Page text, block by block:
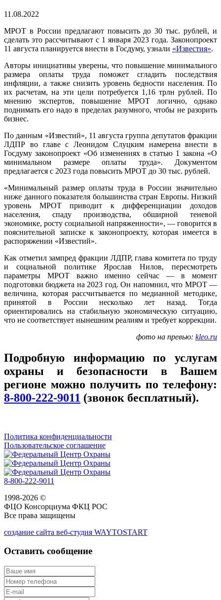
11.08.2022
МРОТ в России предлагают повысить до 30 тыс. рублей, и
сделать это рассчитывают с 1 января 2023 года. Законопроект
11 августа планируется внести в Госдуму, узнали «Известия».
Авторы инициативы уверены, что повышение минимального
размера оплаты труда поможет сгладить последствия
инфляции, а также снизить уровень бедности населения. По
их расчетам, на эти цели потребуется 1,16 трлн рублей. По
мнению экспертов, повышение МРОТ логично, однако
поднимать его надо в пределах разумного, чтобы не разорить
бизнес.
По данным «Известий», 11 августа группа депутатов фракции
ЛДПР во главе с Леонидом Слуцким намерена внести в
Госдуму законопроект «Об изменениях в статью 1 закона «О
минимальном размере оплаты труда». Документом
предлагается с 2023 года повысить МРОТ до 30 тыс. рублей.
«Минимальный размер оплаты труда в России значительно
ниже данного показателя большинства стран Европы. Низкий
уровень МРОТ приводит к дифференциации доходов
населения, спаду производства, обширной теневой
экономике, росту социальной напряженности», — говорится в
пояснительной записке к законопроекту, которая имеется в
распоряжении «Известий».
Как отметил зампред фракции ЛДПР, глава комитета по труду
и социальной политике Ярослав Нилов, пересмотреть
параметры МРОТ важно именно сейчас — в момент
подготовки бюджета на 2023 год. Он напомнил, что МРОТ —
величина, которая рассчитывается по медианной методике,
принятой в России несколько лет назад. Тогда
ориентировались на стабильную экономическую ситуацию,
что не соответствует нынешним реалиям и требует коррекции.
фото на превью: kleo.ru
Подробную информацию по услугам
охраны и безопасности в Вашем
регионе можно получить по телефону:
8-800-222-9011 (звонок бесплатный).
Политика конфиденциальности
Пользовательское соглашение
8-800-222-9011
1998-2026 ©
ФЦО Консорциума ФКЦ РОС
Все права защищены
создание сайта веб-студия WAYTOSTART
Оставить сообщение